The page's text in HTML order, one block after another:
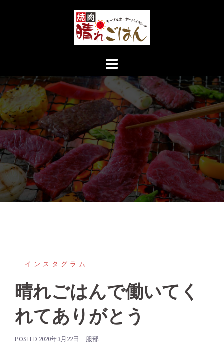
ス
キ
ッ
プ
インスタグラム
晴れごはんで働いてく
れてありがとう
POSTED 2020年3月22日 服部